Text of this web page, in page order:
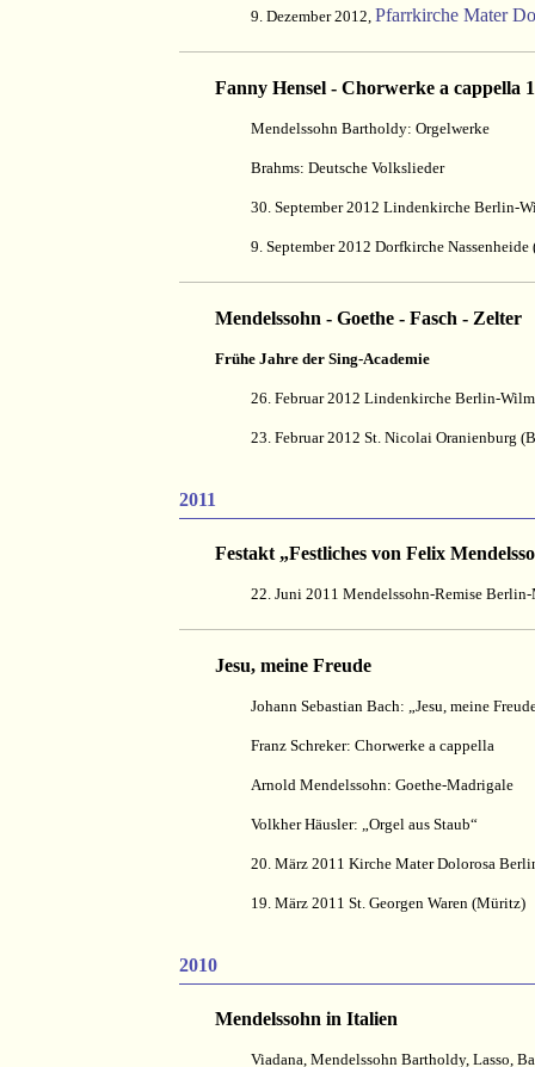
9. Dezember 2012, Pfarrkirche Mater
Fanny Hensel - Chorwerke a cappella
Mendelssohn Bartholdy: Orgelwerke
Brahms: Deutsche Volkslieder
30. September 2012 Lindenkirche Berlin-
9. September 2012 Dorfkirche
Mendelssohn - Goethe - Fasch - Zelter
Frühe Jahre der Sing-Academie
26. Februar 2012 Lindenkirche Berlin-
23. Februar 2012 St. Nicolai Oranienburg
2011
Festakt „Festliches von Felix
22. Juni 2011 Mendelssohn-Remise
Jesu, meine Freude
Johann Sebastian Bach: „Jesu, meine
Franz Schreker: Chorwerke a cappella
Arnold Mendelssohn: Goethe-Madrigale
Volkher Häusler: „Orgel aus Staub“
20. März 2011 Kirche Mater Dolorosa
19. März 2011 St. Georgen Waren (Müritz)
2010
Mendelssohn in Italien
Viadana, Mendelssohn Bartholdy, Lasso,